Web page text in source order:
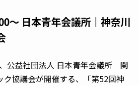
〜 日本青年会議所｜神奈川
公益社団法人 日本青年会議所 関
協議会が開催する、「第52回神